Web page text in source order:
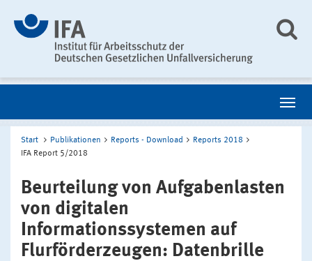
Start Publikationen Reports - Download
Reports 2018
IFA Report 5/2018
Beurteilung von Aufgabenlasten
von digitalen
Informationssystemen auf
Flurförderzeugen: Datenbrille